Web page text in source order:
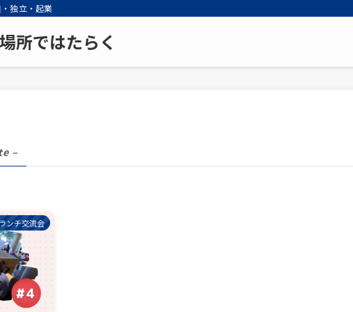
独立・起業
所ではたらく
–
ンチ交流会